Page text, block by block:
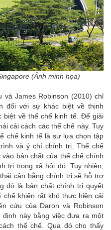
(Ảnh minh họa)
và James Robinson (2010) chỉ
đối với sự khác biệt về thịnh
biệt về thể chế kinh tế. Để giải
cải cách các thể chế này. Tuy
chế kinh tế là sự lựa chọn tập
và ý chí chính trị. Thể chế
bản chất của thể chế chính
trị trong xã hội đó. Tuy nhiên,
cân bằng chính trị sẽ hỗ trợ
đó là bản chất chính trị quyết
chế khiến rất khó thực hiện cải
cứu của Daron và Robinson
này bằng việc đưa ra một
thể chế. Qua đó cho thấy